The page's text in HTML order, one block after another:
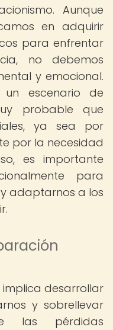
Aunque
en adquirir
para enfrentar
no debemos
y emocional.
escenario de
probable que
ya sea por
por la necesidad
es importante
para
adaptarnos a los
desarrollar
y sobrellevar
las pérdidas